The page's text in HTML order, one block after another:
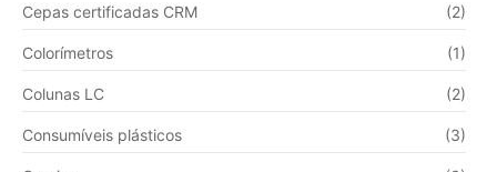
Cepas certificadas CRM (2)
Colorímetros (1)
Colunas LC (2)
Consumíveis plásticos (3)